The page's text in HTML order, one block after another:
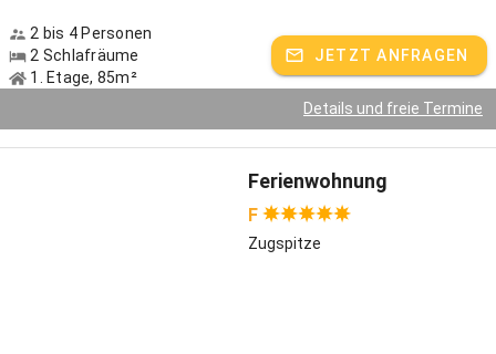
2 bis 4 Personen
2 Schlafräume
1. Etage, 85m²
JETZT ANFRAGEN
Details und freie Termine
Ferienwohnung
F
Zugspitze